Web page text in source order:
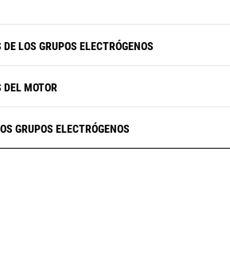
LOS GRUPOS ELECTRÓGENOS
DEL MOTOR
GRUPOS ELECTRÓGENOS